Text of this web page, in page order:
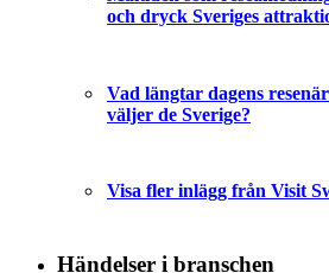
och dryck Sveriges
Vad längtar dagens
väljer de Sverige?
Visa fler inlägg från Visit
Händelser i branschen